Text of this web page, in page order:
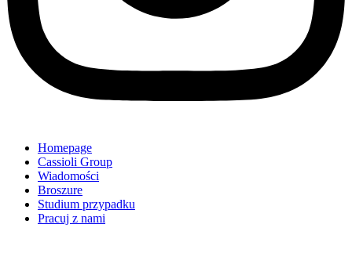
Homepage
Cassioli Group
Wiadomości
Broszure
Studium przypadku
Pracuj z nami